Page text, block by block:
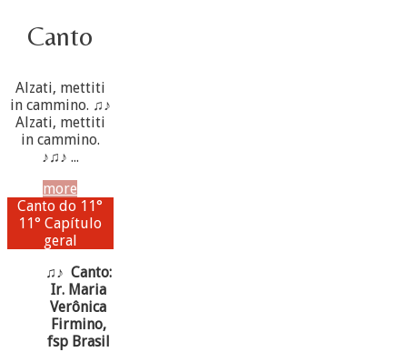
Canto
Alzati, mettiti
in cammino. ♫♪
Alzati, mettiti
in cammino.
♪♫♪ ...
more
Canto do 11°
11° Capítulo
geral
♫♪ Canto:
Ir. Maria
Verônica
Firmino,
fsp Brasil